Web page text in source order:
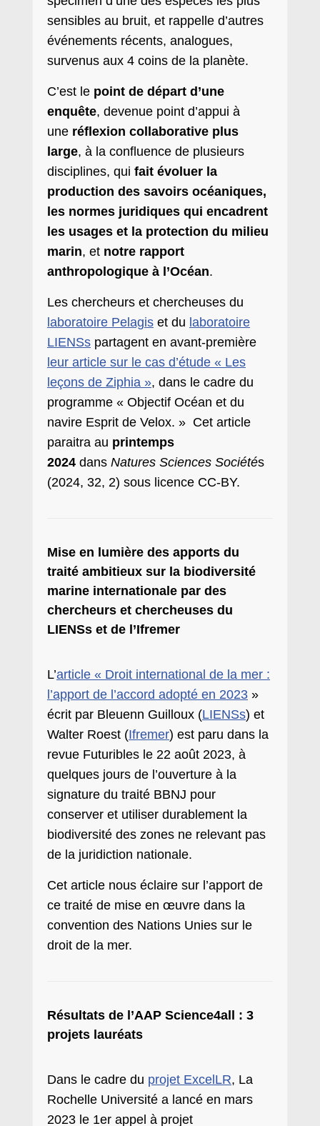
sensibles au bruit, et rappelle d’autres
événements récents, analogues,
survenus aux 4 coins de la planète.
C’est le point de départ d’une
enquête, devenue point d’appui à
une réflexion collaborative plus
large, à la confluence de plusieurs
disciplines, qui fait évoluer la
production des savoirs océaniques,
les normes juridiques qui encadrent
les usages et la protection du milieu
marin, et notre rapport
anthropologique à l’Océan.
Les chercheurs et chercheuses du
laboratoire Pelagis et du laboratoire
LIENSs partagent en avant-première
leur article sur le cas d’étude « Les
leçons de Ziphia », dans le cadre du
programme « Objectif Océan et du
navire Esprit de Velox. » Cet article
paraitra au printemps
2024 dans Natures Sciences Sociétés
(2024, 32, 2) sous licence CC-BY.
Mise en lumière des apports du
traité ambitieux sur la biodiversité
marine internationale par des
chercheurs et chercheuses du
LIENSs et de l’Ifremer
L’article « Droit international de la mer :
l’apport de l’accord adopté en 2023 »
écrit par Bleuenn Guilloux (LIENSs) et
Walter Roest (Ifremer) est paru dans la
revue Futuribles le 22 août 2023, à
quelques jours de l’ouverture à la
signature du traité BBNJ pour
conserver et utiliser durablement la
biodiversité des zones ne relevant pas
de la juridiction nationale.
Cet article nous éclaire sur l’apport de
ce traité de mise en œuvre dans la
convention des Nations Unies sur le
droit de la mer.
Résultats de l’AAP Science4all : 3
projets lauréats
Dans le cadre du projet ExcelLR, La
Rochelle Université a lancé en mars
2023 le 1er appel à projet